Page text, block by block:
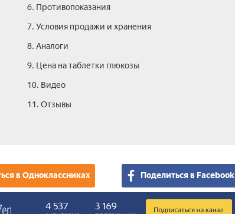
6. Противопоказания
7. Условия продажи и хранения
8. Аналоги
9. Цена на таблетки глюкозы
10. Видео
11. Отзывы
в Одноклассниках Поделиться в Facebook